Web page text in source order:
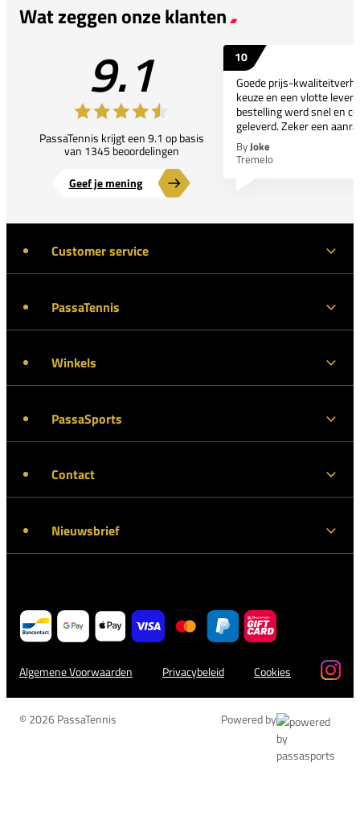
Wat zeggen onze klanten
9.1
PassaTennis krijgt een 9.1 op basis
van 1345 beoordelingen
Geef je mening
10
Goede prijs-
keuze en een vlotte
bestelling werd snel en
geleverd. Zeker een
ByJoke
Tremelo
Customer service
PassaTennis
Winkels
PassaSports
Contact
Nieuwsbrief
Algemene Voorwaarden Privacybeleid Cookies
© 2026 PassaTennis Powered by